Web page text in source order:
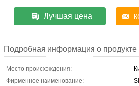
Лучшая цена
Подробная информация о продукте
Место происхождения:
Фирменное наименование: